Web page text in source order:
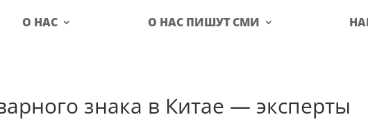
О НАС О НАС ПИШУТ СМИ
знака в Китае — эксперты